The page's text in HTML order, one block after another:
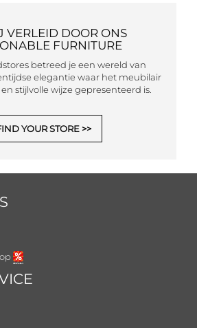
VERLEID DOOR ONS
FURNITURE
betreed je een wereld van
elegantie waar het meubilair
stijlvolle wijze gepresenteerd is.
YOUR STORE